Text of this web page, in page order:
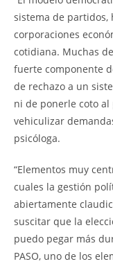
sistema de partidos,
corporaciones
cotidiana. Muchas
fuerte componente
de rechazo a un
ni de ponerle coto
vehiculizar
psicóloga.
“Elementos muy
cuales la gestión
abiertamente
suscitar que la
puedo pegar más
PASO, uno de los